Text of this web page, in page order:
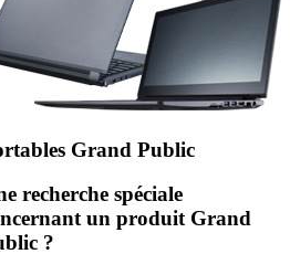
Grand Public
recherche spéciale
un produit Grand
?